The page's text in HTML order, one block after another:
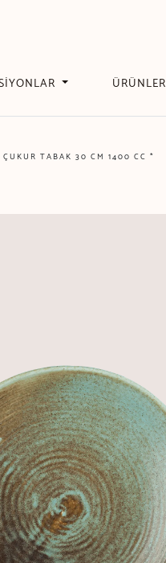
ÜRÜNLER
ÇUKUR TABAK 30 CM 1400 CC *